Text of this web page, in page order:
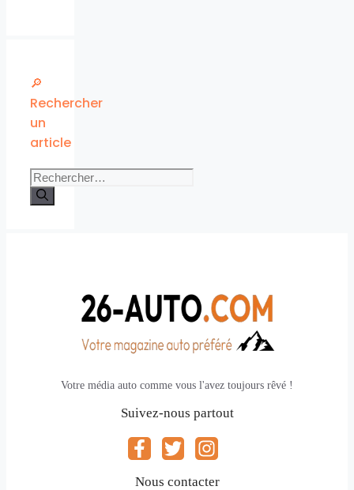
🔎
Rechercher
un
article
Rechercher :
Votre média auto comme vous l'avez toujours rêvé !
Suivez-nous partout
Nous contacter